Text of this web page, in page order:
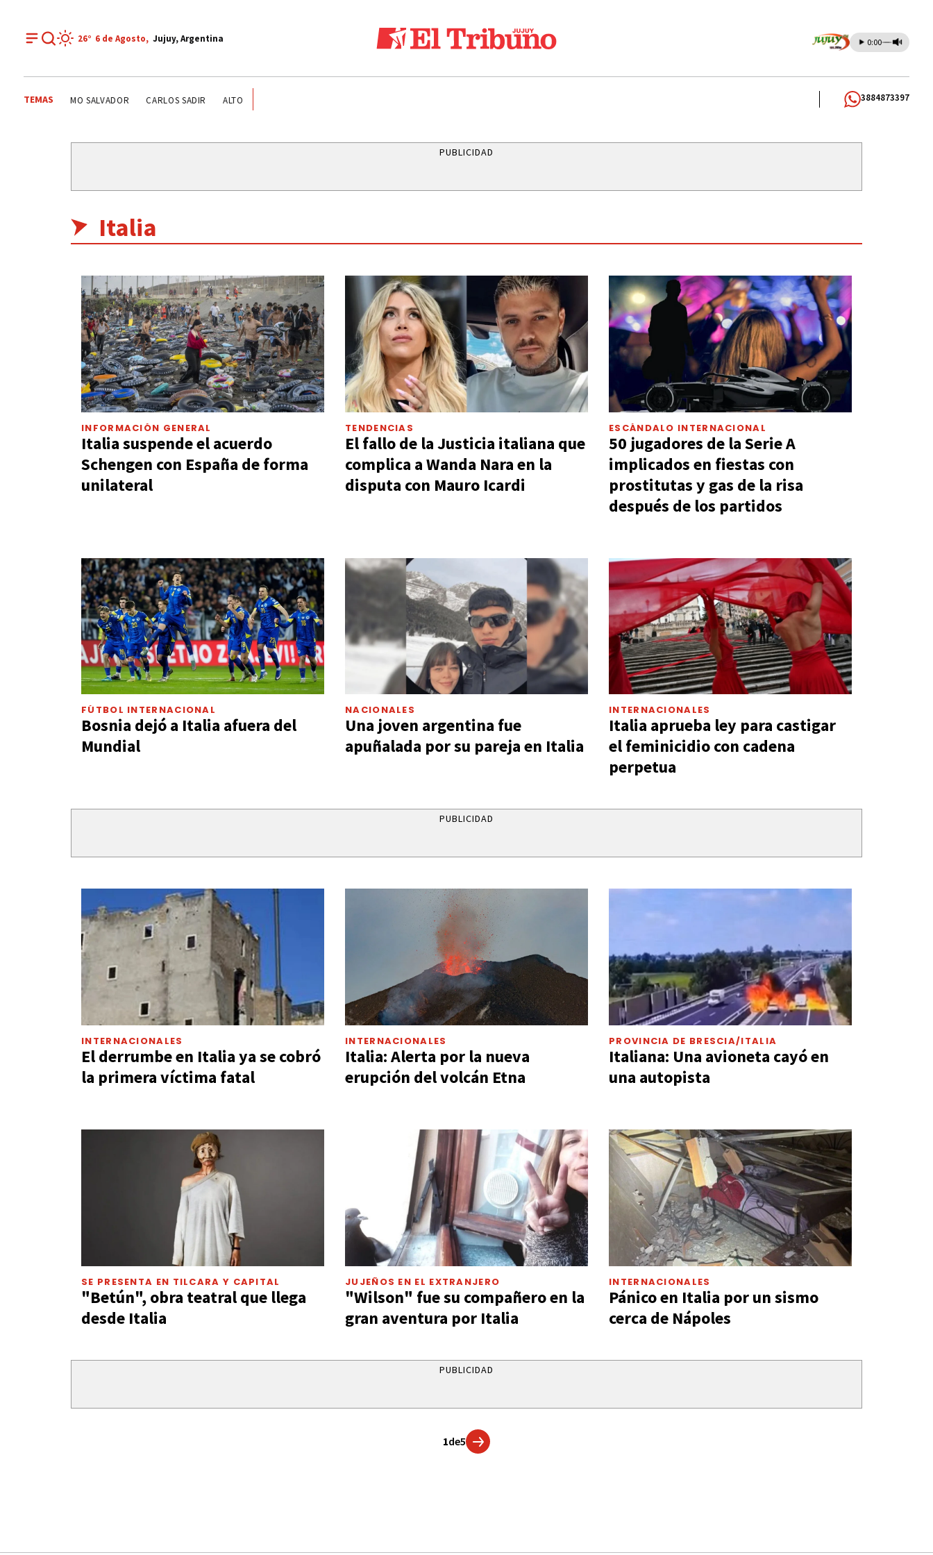
26° 6 de Agosto, Jujuy, Argentina 0:00
TEMAS
SANTISIMO SALVADOR CARLOS SADIR ALTO COMEDERO 3884873397
PUBLICIDAD
Italia
INFORMACIÓN GENERAL
Italia suspende el acuerdo
Schengen con España de forma
unilateral
TENDENCIAS
El fallo de la Justicia italiana que
complica a Wanda Nara en la
disputa con Mauro Icardi
ESCÁNDALO INTERNACIONAL
50 jugadores de la Serie A
implicados en fiestas con
prostitutas y gas de la risa
después de los partidos
FÚTBOL INTERNACIONAL
Bosnia dejó a Italia afuera del
Mundial
NACIONALES
Una joven argentina fue
apuñalada por su pareja en Italia
INTERNACIONALES
Italia aprueba ley para castigar
el feminicidio con cadena
perpetua
PUBLICIDAD
INTERNACIONALES
El derrumbe en Italia ya se cobró
la primera víctima fatal
INTERNACIONALES
Italia: Alerta por la nueva
erupción del volcán Etna
PROVINCIA DE BRESCIA/ITALIA
Italiana: Una avioneta cayó en
una autopista
SE PRESENTA EN TILCARA Y CAPITAL
"Betún", obra teatral que llega
desde Italia
JUJEÑOS EN EL EXTRANJERO
"Wilson" fue su compañero en la
gran aventura por Italia
INTERNACIONALES
Pánico en Italia por un sismo
cerca de Nápoles
PUBLICIDAD
1de5